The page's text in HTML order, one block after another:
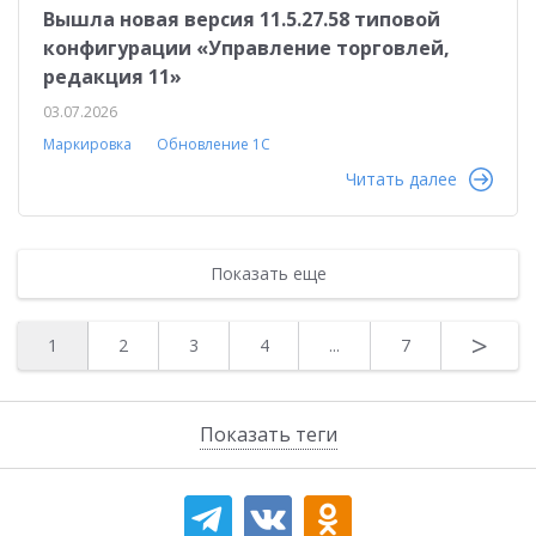
Показать теги
Вышла новая версия 11.5.27.58 типовой
конфигурации «Управление торговлей,
редакция 11»
03.07.2026
Маркировка
Обновление 1С
Читать далее
Показать еще
1 2 3 4 ... 7 >